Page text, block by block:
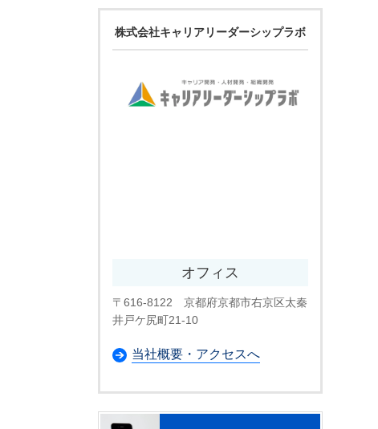
株式会社キャリアリーダーシップラボ
オフィス
〒616-8122 京都府京都市右京区太秦
井戸ケ尻町21-10
当社概要・アクセスへ